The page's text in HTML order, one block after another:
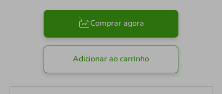
Comprar agora
Adicionar ao carrinho